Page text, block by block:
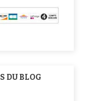
DU BLOG